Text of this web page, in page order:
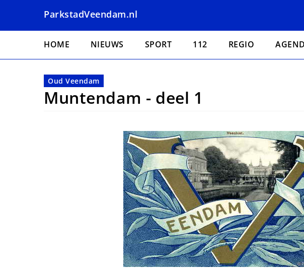
naar
ParkstadVeendam.nl
Hoofdnavigatie
HOME NIEUWS SPORT 112 REGIO
Oud Veendam
Muntendam - deel 1